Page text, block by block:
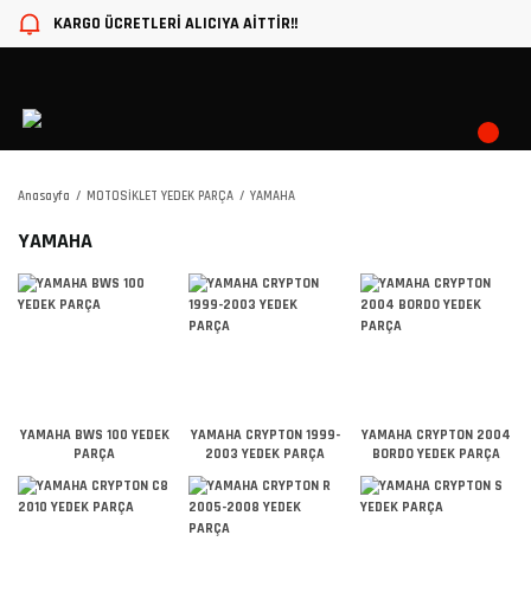
KARGO ÜCRETLERİ ALICIYA AİTTİR!!
Anasayfa MOTOSİKLET YEDEK PARÇA YAMAHA
YAMAHA
YAMAHA BWS 100 YEDEK
PARÇA
YAMAHA CRYPTON 1999-
2003 YEDEK PARÇA
YAMAHA CRYPTON 2004
BORDO YEDEK PARÇA